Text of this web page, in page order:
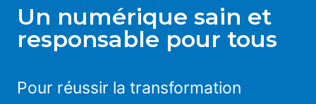
Un numérique sain et
responsable pour tous
Pour réussir la transformation